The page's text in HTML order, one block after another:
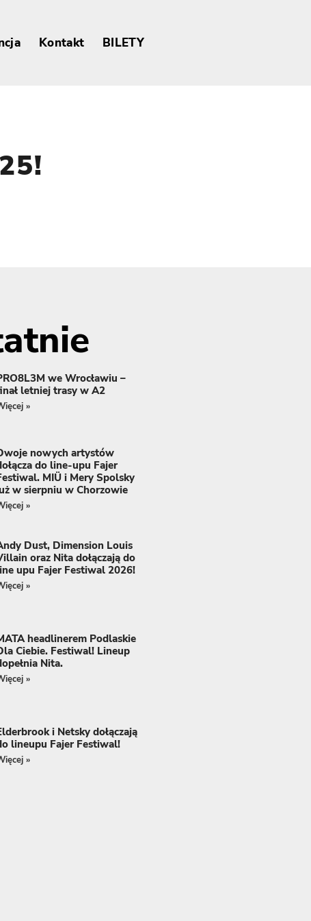
Kontakt BILETY
we Wrocławiu –
letniej trasy w A2
»
nowych artystów
do line-upu Fajer
MIÜ i Mery Spolsky
w sierpniu w Chorzowie
»
Dust, Dimension Louis
oraz Nita dołączają do
upu Fajer Festiwal 2026!
»
headlinerem Podlaskie
Ciebie. Festiwal! Lineup
Nita.
»
i Netsky dołączają
lineupu Fajer Festiwal!
»